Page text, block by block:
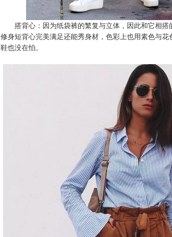
搭背心：因为纸袋裤的繁复与立体，因此和它相搭
修身短背心完美满足还能秀身材，色彩上也用素色与
鞋也没在怕。